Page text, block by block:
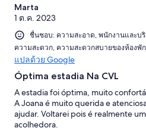
Marta
1 ต.ค. 2023
ชื่นชอบ: ความสะอาด, พนักงานและบ
ความสะดวก, ความสะดวกสบายของห้องพัก
แปลด้วย Google
Óptima estadia Na CVL
A estadia foi óptima, muito
A Joana é muito querida e
ajudar. Voltarei pois é realmente
acolhedora.